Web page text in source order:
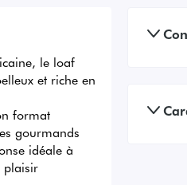
le loaf
et riche en
format
gourmands
idéale à
plaisir